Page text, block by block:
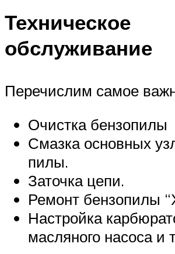
Техническое
обслуживание
Перечислим самое
Очистка бензопилы
Смазка основных
пилы.
Заточка цепи.
Ремонт бензопилы
Настройка
масляного насоса и